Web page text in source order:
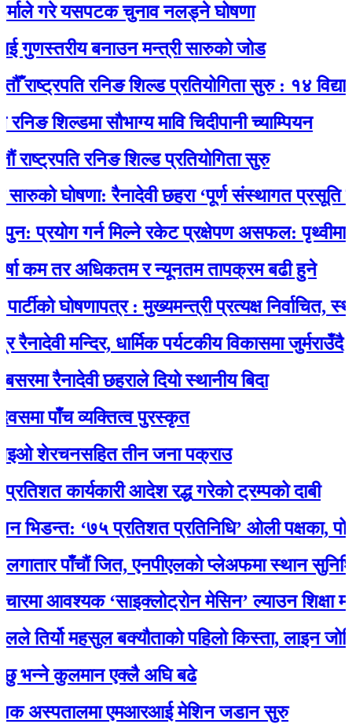
गरे यसपटक चुनाव नलड्ने घोषणा
बनाउन मन्त्री सारुको जोड
रनिङ शिल्ड प्रतियोगिता सुरु : १४ विद्यालयकाे
सौभाग्य मावि चिदीपानी च्याम्पियन
रनिङ शिल्ड प्रतियोगिता सुरु
घोषणा: रैनादेवी छहरा ‘पूर्ण संस्थागत प्रसूति
गर्न मिल्ने रकेट प्रक्षेपण असफल: पृथ्वीमा
तर अधिकतम र न्यूनतम तापक्रम बढी हुने
घोषणापत्र : मुख्यमन्त्री प्रत्यक्ष निर्वाचित,
मन्दिर, धार्मिक पर्यटकीय विकासमा जुर्मराउँदै
रैनादेवी छहराले दियो स्थानीय बिदा
व्यक्तित्व पुरस्कृत
तीन जना पक्राउ
कार्यकारी आदेश रद्ध गरेको ट्रम्पको दाबी
‘७५ प्रतिशत प्रतिनिधि’ ओली पक्षका,
पाँचौं जित, एनपीएलकाे प्लेअफमा स्थान सुनिश्चित
आवश्यक ‘साइक्लोट्रोन मेसिन’ ल्याउन शिक्षा
महसुल बक्यौताको पहिलो किस्ता, लाइन जोडियो
कुलमान एक्लै अघि बढे
एमआरआई मेशिन जडान सुरु